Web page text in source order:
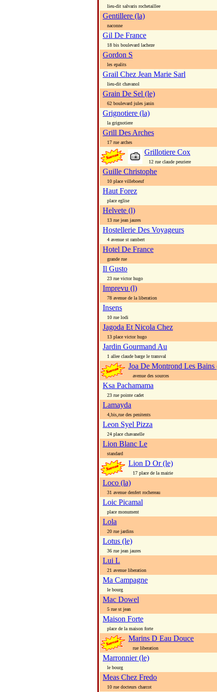
lieu-dit salvaris rochetaillee
Gentillere (la)
naconne
Gil De France
18 bis boulevard lacheze
Gordon S
les epalits
Grail Chez Jean Marie Sarl
lieu-dit chavanol
Grain De Sel (le)
62 boulevard jules janin
Grignotiere (la)
la grignotiere
Grill Des Arches
17 rue arches
Grillotiere Cox
12 rue claude peuriere
Guille Christophe
10 place villeboeuf
Haut Forez
place eglise
Helvete (l)
13 rue jean jaures
Hostellerie Des Voyageurs
4 avenue st rambert
Hotel De France
grande rue
Il Gusto
23 rue victor hugo
Imprevu (l)
78 avenue de la liberation
Insens
10 rue lodi
Jagoda Et Nicola Chez
13 place victor hugo
Jardin Gourmand Au
1 allee claude barge le transval
Joa De Montrond Les Bains
avenue des sources
Ksa Pachamama
23 rue pointe cadet
Lamayda
4,bis,rue des penitents
Leon Syel Pizza
24 place chavanelle
Lion Blanc Le
standard
Lion D Or (le)
17 place de la mairie
Loco (la)
31 avenue denfert rochereau
Loic Picamal
place monument
Lola
20 rue jardins
Lotus (le)
36 rue jean jaures
Lui L
21 avenue liberation
Ma Campagne
le bourg
Mac Dowel
5 rue st jean
Maison Forte
place de la maison forte
Marins D Eau Douce
rue liberation
Marronnier (le)
le bourg
Meas Chez Fredo
10 rue docteurs charcot